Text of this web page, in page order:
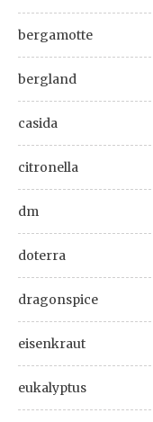
bergamotte
bergland
casida
citronella
dm
doterra
dragonspice
eisenkraut
eukalyptus